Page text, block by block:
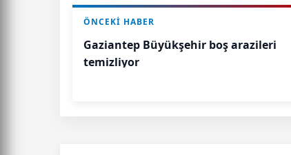
ÖNCEKI HABER
Gaziantep Büyükşehir boş arazileri
temizliyor